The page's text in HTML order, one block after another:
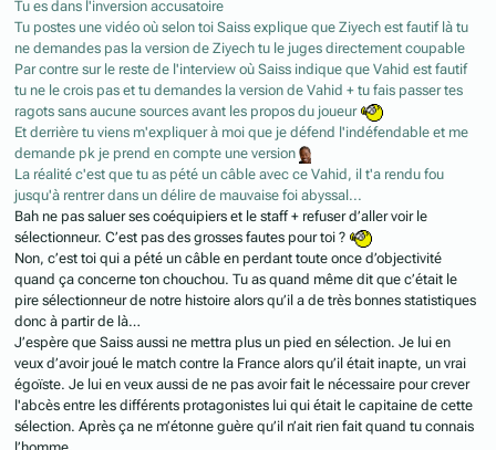
Tu es dans l'inversion accusatoire
Tu postes une vidéo où selon toi Saiss explique que Ziyech est fautif là tu
ne demandes pas la version de Ziyech tu le juges directement coupable
Par contre sur le reste de l'interview où Saiss indique que Vahid est fautif
tu ne le crois pas et tu demandes la version de Vahid + tu fais passer tes
ragots sans aucune sources avant les propos du joueur
Et derrière tu viens m'expliquer à moi que je défend l'indéfendable et me
demande pk je prend en compte une version
La réalité c'est que tu as pété un câble avec ce Vahid, il t'a rendu fou
jusqu'à rentrer dans un délire de mauvaise foi abyssal...
Bah ne pas saluer ses coéquipiers et le staff + refuser d’aller voir le
sélectionneur. C’est pas des grosses fautes pour toi ?
Non, c’est toi qui a pété un câble en perdant toute once d’objectivité
quand ça concerne ton chouchou. Tu as quand même dit que c’était le
pire sélectionneur de notre histoire alors qu’il a de très bonnes statistiques
donc à partir de là…
J’espère que Saiss aussi ne mettra plus un pied en sélection. Je lui en
veux d’avoir joué le match contre la France alors qu’il était inapte, un vrai
égoïste. Je lui en veux aussi de ne pas avoir fait le nécessaire pour crever
l'abcès entre les différents protagonistes lui qui était le capitaine de cette
sélection. Après ça ne m’étonne guère qu’il n’ait rien fait quand tu connais